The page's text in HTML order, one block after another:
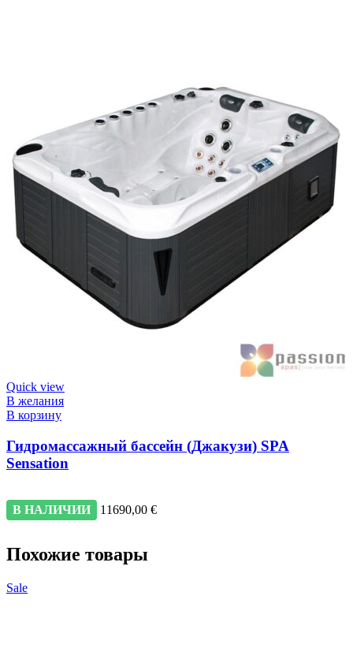
Quick view
В желания
В корзину
Гидромассажный бассейн (Джакузи) SPA
Sensation
В НАЛИЧИИ 11690,00 €
Похожие товары
Sale